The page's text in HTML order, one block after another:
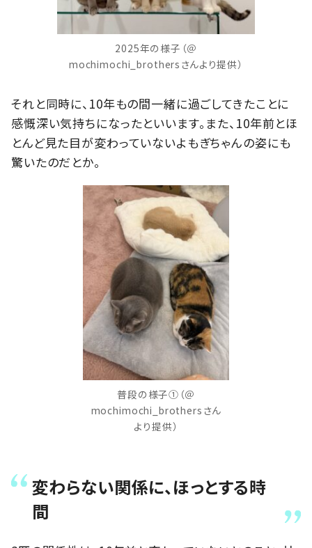
2025年の様子（＠
mochimochi_brothersさんより提供）
それと同時に、10年もの間一緒に過ごしてきたことに
感慨深い気持ちになったといいます。また、10年前とほ
とんど見た目が変わっていないよもぎちゃんの姿にも
驚いたのだとか。
普段の様子①（＠
mochimochi_brothersさん
より提供）
変わらない関係に、ほっとする時
間